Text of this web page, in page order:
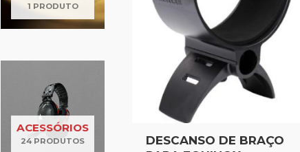
1 PRODUTO
ACESSÓRIOS
24 PRODUTOS
DESCANSO DE BRAÇO